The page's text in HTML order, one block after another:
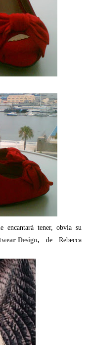
tener, obvia su
Design, de Rebecca